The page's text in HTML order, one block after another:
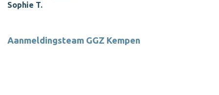
Sophie T.
Aanmeldingsteam GGZ Kempen